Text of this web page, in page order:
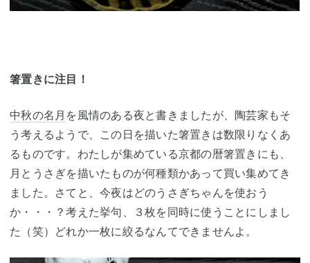
箸置きに注目！
中秋の名月 を風情のある夜と書きましたが、陶芸家もそ
う考えるようで、この日を描いた箸置きは数限りなくあ
るものです。わたしが集めている京都の暦箸置きにも、
月とうさぎを描いたものが何種類かあって買い集めてき
ました。さてと、今夜はどのうさぎちゃんを使おう
か・・・？考えた挙句、３枚を同時に使うことにしまし
た（笑）どれか一枚に絞るなんてできませんよ。